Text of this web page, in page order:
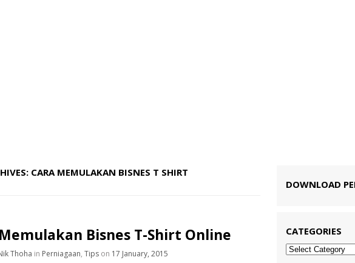
CARA MEMULAKAN BISNES T SHIRT
Bisnes T-Shirt Online
Thoha in Perniagaan, Tips on 17 January, 2015
DOWNLOAD
CATEGORIES
Categories